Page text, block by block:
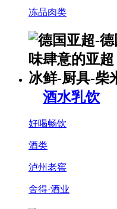
冻品肉类
酒水乳饮
好喝畅饮
酒类
泸州老窖
舍得·酒业